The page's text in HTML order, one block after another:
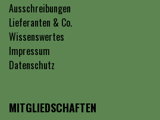
Ausschreibungen
Lieferanten & Co.
Wissenswertes
Impressum
Datenschutz
MITGLIEDSCHAFTEN